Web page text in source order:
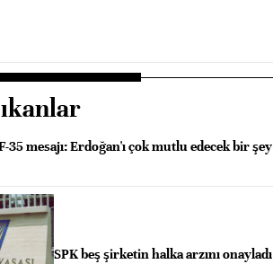
35 mesajı: Erdoğan'ı çok mutlu edecek bir şey
SPK beş şirketin halka arzını onayladı